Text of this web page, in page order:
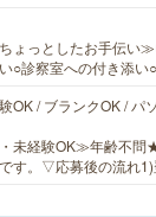
ょっとしたお手伝い
○診察室への付き添
OK / ブランクOK / パ
未経験OK≫年齢不問
す。▽応募後の流れ